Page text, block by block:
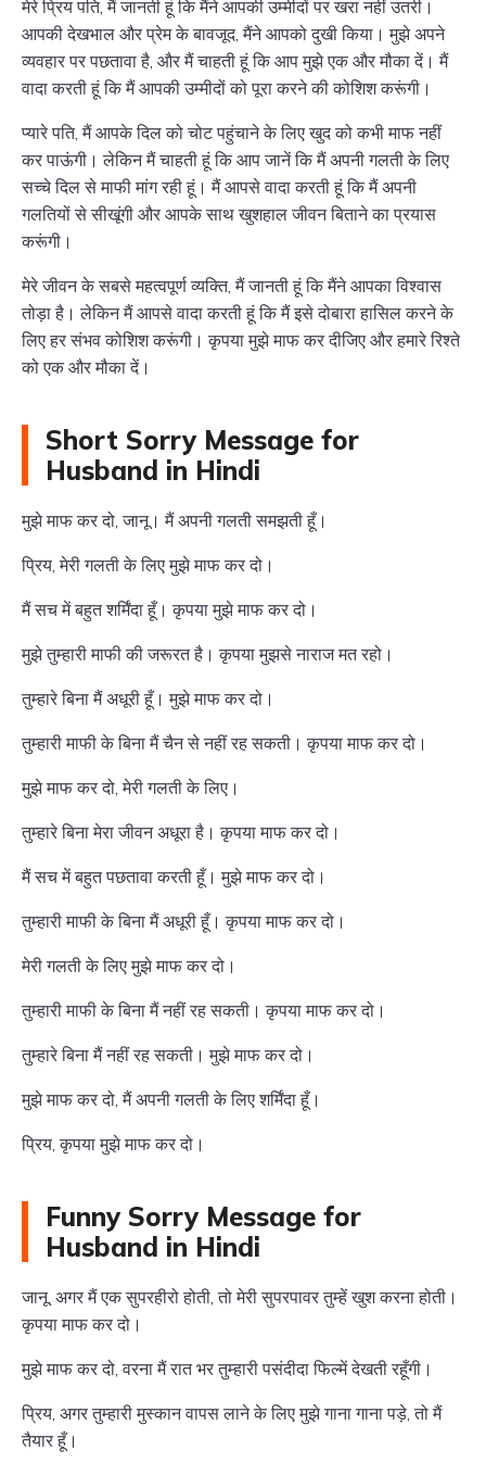
मेरे प्रिय पति, मैं जानती हूं कि मैंने आपकी उम्मीदों पर खरा नहीं उतरी।
आपकी देखभाल और प्रेम के बावजूद, मैंने आपको दुखी किया। मुझे अपने
व्यवहार पर पछतावा है, और मैं चाहती हूं कि आप मुझे एक और मौका दें। मैं
वादा करती हूं कि मैं आपकी उम्मीदों को पूरा करने की कोशिश करूंगी।
प्यारे पति, मैं आपके दिल को चोट पहुंचाने के लिए खुद को कभी माफ नहीं
कर पाऊंगी। लेकिन मैं चाहती हूं कि आप जानें कि मैं अपनी गलती के लिए
सच्चे दिल से माफी मांग रही हूं। मैं आपसे वादा करती हूं कि मैं अपनी
गलतियों से सीखूंगी और आपके साथ खुशहाल जीवन बिताने का प्रयास
करूंगी।
मेरे जीवन के सबसे महत्वपूर्ण व्यक्ति, मैं जानती हूं कि मैंने आपका विश्वास
तोड़ा है। लेकिन मैं आपसे वादा करती हूं कि मैं इसे दोबारा हासिल करने के
लिए हर संभव कोशिश करूंगी। कृपया मुझे माफ कर दीजिए और हमारे रिश्ते
को एक और मौका दें।
Short Sorry Message for
Husband in Hindi
मुझे माफ कर दो, जानू। मैं अपनी गलती समझती हूँ।
प्रिय, मेरी गलती के लिए मुझे माफ कर दो।
मैं सच में बहुत शर्मिंदा हूँ। कृपया मुझे माफ कर दो।
मुझे तुम्हारी माफी की जरूरत है। कृपया मुझसे नाराज मत रहो।
तुम्हारे बिना मैं अधूरी हूँ। मुझे माफ कर दो।
तुम्हारी माफी के बिना मैं चैन से नहीं रह सकती। कृपया माफ कर दो।
मुझे माफ कर दो, मेरी गलती के लिए।
तुम्हारे बिना मेरा जीवन अधूरा है। कृपया माफ कर दो।
मैं सच में बहुत पछतावा करती हूँ। मुझे माफ कर दो।
तुम्हारी माफी के बिना मैं अधूरी हूँ। कृपया माफ कर दो।
मेरी गलती के लिए मुझे माफ कर दो।
तुम्हारी माफी के बिना मैं नहीं रह सकती। कृपया माफ कर दो।
तुम्हारे बिना मैं नहीं रह सकती। मुझे माफ कर दो।
मुझे माफ कर दो, मैं अपनी गलती के लिए शर्मिंदा हूँ।
प्रिय, कृपया मुझे माफ कर दो।
Funny Sorry Message for
Husband in Hindi
जानू, अगर मैं एक सुपरहीरो होती, तो मेरी सुपरपावर तुम्हें खुश करना होती।
कृपया माफ कर दो।
मुझे माफ कर दो, वरना मैं रात भर तुम्हारी पसंदीदा फिल्में देखती रहूँगी।
प्रिय, अगर तुम्हारी मुस्कान वापस लाने के लिए मुझे गाना गाना पड़े, तो मैं
तैयार हूँ।